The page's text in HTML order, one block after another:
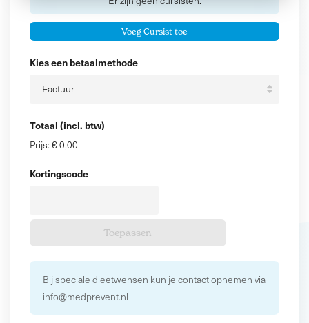
Tussenvoegsel
Voeg Cursist toe
Kies een betaalmethode
Totaal (incl. btw)
Prijs: € 0,00
Kortingscode
Bij speciale dieetwensen kun je contact opnemen via
info@medprevent.nl